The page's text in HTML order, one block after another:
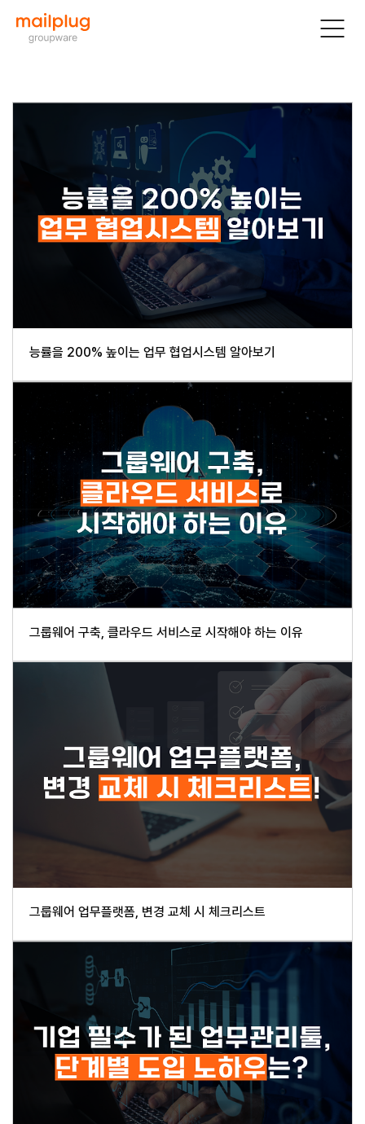
능률을 200% 높이는 업무 협업시스템 알아보기
그룹웨어 구축, 클라우드 서비스로 시작해야 하는 이유
그룹웨어 업무플랫폼, 변경 교체 시 체크리스트